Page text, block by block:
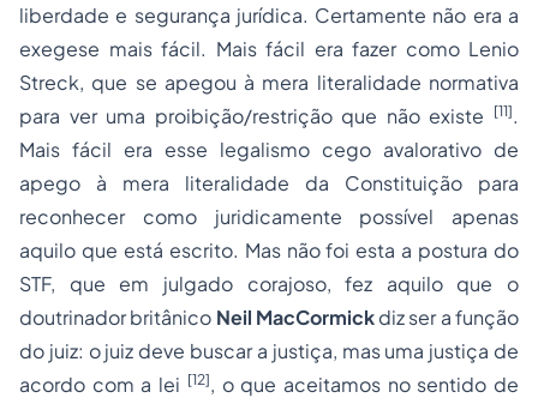
liberdade e segurança jurídica. Certamente não era a
exegese mais fácil. Mais fácil era fazer como Lenio
Streck, que se apegou à mera literalidade normativa
para ver uma proibição/restrição que não existe
[11].
Mais fácil era esse legalismo cego avalorativo de
apego à mera literalidade da Constituição para
reconhecer como juridicamente possível apenas
aquilo que está escrito. Mas não foi esta a postura do
STF, que em julgado corajoso, fez aquilo que o
doutrinador britânico Neil MacCormickdiz ser a função
do juiz: o juiz deve buscar a justiça, mas uma justiça de
acordo com a lei [12], o que aceitamos no sentido de